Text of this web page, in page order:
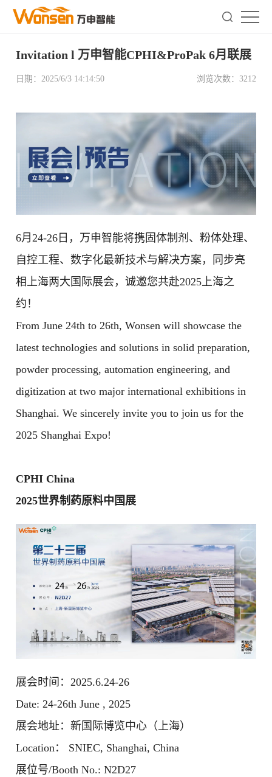
Invitation l 万申智能CPHI&ProPak 6月联展
日期：2025/6/3 14:14:50 浏览次数： 3212
6月24-26日，万申智能将携固体制剂、粉体处理、
自控工程、数字化最新技术与解决方案，同步亮
相上海两大国际展会，诚邀您共赴2025上海之
约！
From June 24th to 26th, Wonsen will showcase the
latest technologies and solutions in solid preparation,
powder processing, automation engineering, and
digitization at two major international exhibitions in
Shanghai. We sincerely invite you to join us for the
2025 Shanghai Expo!
CPHI China
2025世界制药原料中国展
展会时间：2025.6.24-26
Date: 24-26th June , 2025
展会地址：新国际博览中心（上海）
Location： SNIEC, Shanghai, China
展位号/Booth No.: N2D27